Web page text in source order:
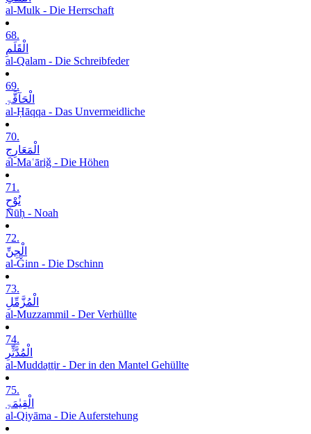
al-Mulk - Die Herrschaft
68.
الْقَلَمِ
al-Qalam - Die Schreibfeder
69.
الْحَآقَّۃِ
al-Ḥāqqa - Das Unvermeidliche
70.
الْمَعَارِجِ
al-Maʿāriǧ - Die Höhen
71.
نُوْحٍ
Nūḥ - Noah
72.
الْجِنِّ
al-Ǧinn - Die Dschinn
73.
الْمُزَّمِّلِ
al-Muzzammil - Der Verhüllte
74.
الْمُدَّثِّرِ
al-Muddaṯṯir - Der in den Mantel Gehüllte
75.
الْقِیٰمَۃِ
al-Qiyāma - Die Auferstehung